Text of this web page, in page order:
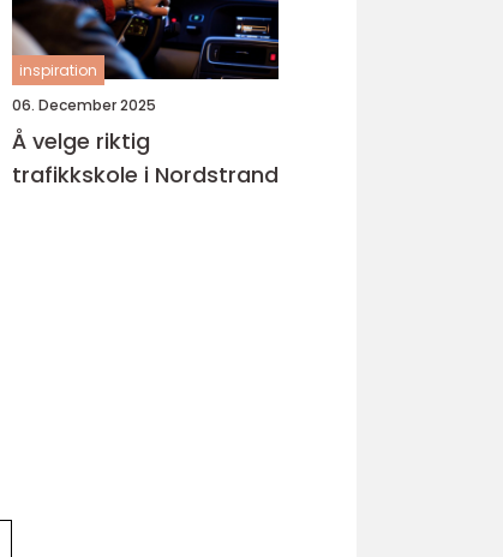
inspiration
06. December 2025
Å velge riktig
trafikkskole i Nordstrand